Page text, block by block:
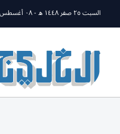
السبت ٢٥ صفر ١٤٤٨ ه - ٠٨ أغسطس ٢٠٢٦